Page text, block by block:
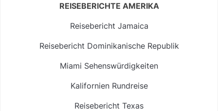
REISEBERICHTE AMERIKA
Reisebericht Jamaica
Reisebericht Dominikanische Republik
Miami Sehenswürdigkeiten
Kalifornien Rundreise
Reisebericht Texas